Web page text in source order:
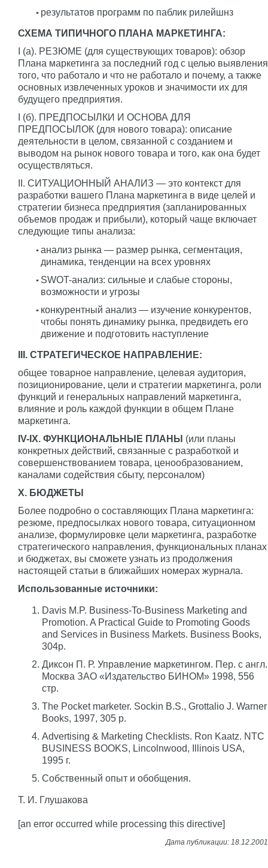
результатов программ по паблик рилейшнз
СХЕМА ТИПИЧНОГО ПЛАНА МАРКЕТИНГА:
I (а). РЕЗЮМЕ (для существующих товаров): обзор
Плана маркетинга за последний год с целью выявления
того, что работало и что не работало и почему, а также
основных извлеченных уроков и значимости их для
будущего предприятия.
I (б). ПРЕДПОСЫЛКИ И ОСНОВА ДЛЯ
ПРЕДПОСЫЛОК (для нового товара): описание
деятельности в целом, связанной с созданием и
выводом на рынок нового товара и того, как она будет
осуществляться.
II. СИТУАЦИОННЫЙ АНАЛИЗ — это контекст для
разработки вашего Плана маркетинга в виде целей и
стратегии бизнеса предприятия (запланированных
объемов продаж и прибыли), который чаще включает
следующие типы анализа:
анализ рынка — размер рынка, сегментация,
динамика, тенденции на всех уровнях
SWOT-анализ: сильные и слабые стороны,
возможности и угрозы
конкурентный анализ — изучение конкурентов,
чтобы понять динамику рынка, предвидеть его
движение и подготовить наступление
III. СТРАТЕГИЧЕСКОЕ НАПРАВЛЕНИЕ:
общее товарное направление, целевая аудитория,
позиционирование, цели и стратегии маркетинга, роли
функций и генеральных направлений маркетинга,
влияние и роль каждой функции в общем Плане
маркетинга.
IV-IX. ФУНКЦИОНАЛЬНЫЕ ПЛАНЫ (или планы
конкретных действий, связанные с разработкой и
совершенствованием товара, ценообразованием,
каналами содействия сбыту, персоналом)
X. БЮДЖЕТЫ
Более подробно о составляющих Плана маркетинга:
резюме, предпосылках нового товара, ситуационном
анализе, формулировке цели маркетинга, разработке
стратегического направления, функциональных планах
и бюджетах, вы сможете узнать из продолжения
настоящей статьи в ближайших номерах журнала.
Использованные источники:
Davis M.P. Business-To-Business Marketing and
Promotion. A Practical Guide to Promoting Goods
and Services in Business Markets. Business Books,
304p.
Диксон П. Р. Управление маркетингом. Пер. с англ.
Москва ЗАО «Издательство БИНОМ» 1998, 556
стр.
The Pocket marketer. Sockin B.S., Grottalio J. Warner
Books, 1997, 305 p.
Advertising & Marketing Checklists. Ron Kaatz. NTC
BUSINESS BOOKS, Lincolnwood, Illinois USA,
1995 г.
Собственный опыт и обобщения.
Т. И. Глушакова
[an error occurred while processing this directive]